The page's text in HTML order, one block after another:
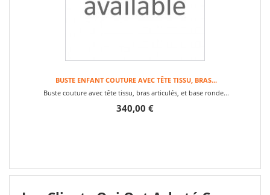
BUSTE ENFANT COUTURE AVEC TÊTE TISSU, BRAS...
Buste couture avec tête tissu, bras articulés, et base ronde...
340,00 €